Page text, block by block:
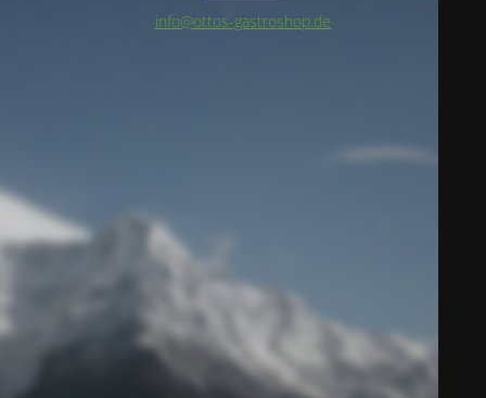
info@ottos-gastroshop.de